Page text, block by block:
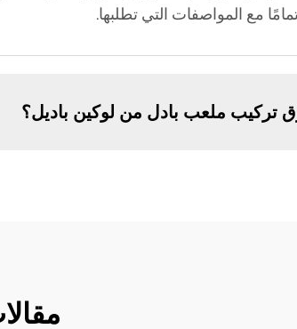
مع المواصفات التي تطلبها.
تركيب ملعب بادل من لوكين باديل؟